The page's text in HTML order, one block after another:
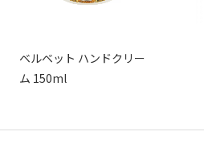
ベルベット ハンドクリー
ム 150ml